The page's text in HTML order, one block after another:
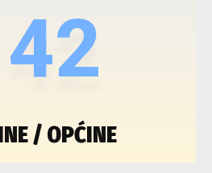
/ OPĆINE